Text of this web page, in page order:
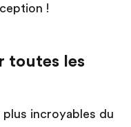
!
toutes les
plus incroyables du